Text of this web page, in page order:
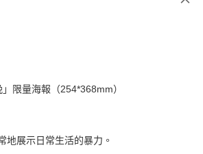
含以上)免運費
限量海報（254*368mm）
地展示日常生活的暴力。